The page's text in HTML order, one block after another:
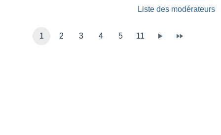
Liste des modérateurs
1 2 3 4 5 11